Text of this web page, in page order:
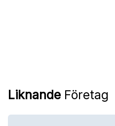
Liknande Företag